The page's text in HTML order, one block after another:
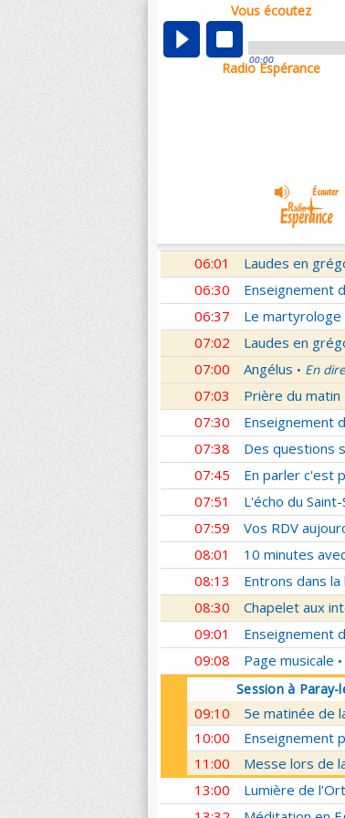
Vous écoutez
00:00
Radio Espérance
00:04
01:03 Sentinelles de
01:32 10 minutes avec
Si tu savais le
En Toi nos
06:01 Laudes en
06:30 Enseignement
06:37 Le martyrologe
07:02 Laudes en
07:00 Angélus • En
07:03 Prière du matin
07:30 Enseignement
07:38 Des questions
07:45 En parler c'est
07:51 L'écho du
07:59 Vos RDV
08:01 10 minutes
08:13 Entrons dans
08:30 Chapelet aux
09:01 Enseignement
09:08 Page musicale •
Session à Paray-
09:10
5e matinée de
10:00
Enseignement
11:00
Messe lors de
13:00
Lumière de